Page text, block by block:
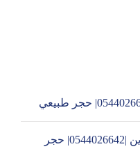
تركيب حجر صناعي في ام القيوين |0544026642| حجر